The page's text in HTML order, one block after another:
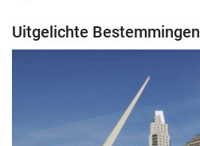
Uitgelichte Bestemmingen